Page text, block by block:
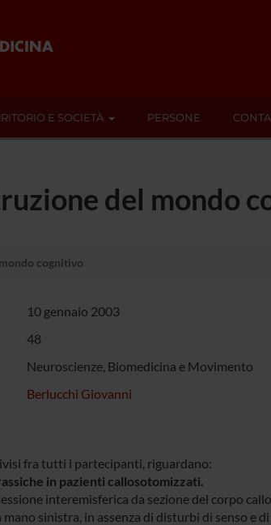
E SOCIETÀ PERSONE
del mondo
cognitivo
10 gennaio 2003
48
Neuroscienze, Biomedicina e Movimento
Berlucchi Giovanni
fra tutti i partecipanti, riguardano:
in pazienti callosotomizzati.
interemisferica da sezione del corpo
mano sinistra, in assenza di disturbi di senso e